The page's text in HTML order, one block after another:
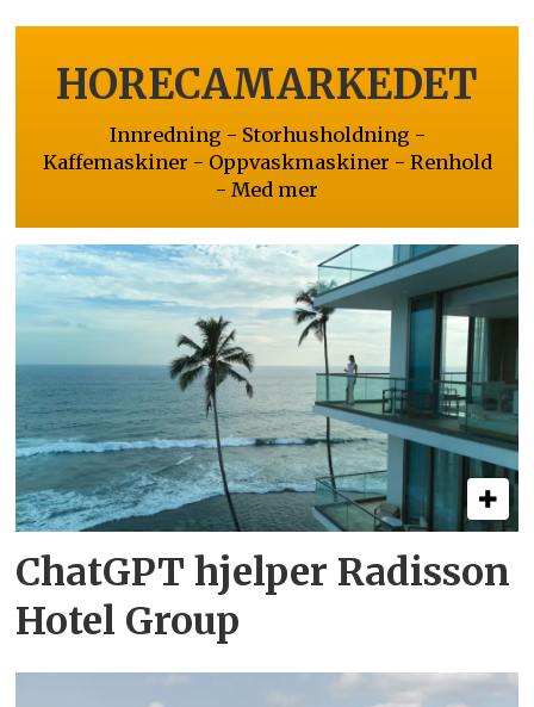
HORECAMARKEDET
Innredning - Storhusholdning -
Kaffemaskiner - Oppvaskmaskiner - Renhold
- Med mer
ChatGPT hjelper Radisson
Hotel Group